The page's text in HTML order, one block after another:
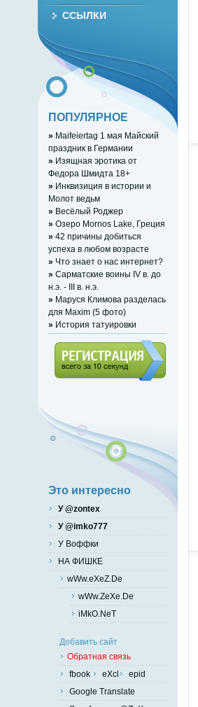
ССЫЛКИ
ПОПУЛЯРНОЕ
» Maifeiertag 1 мая Майский
праздник в Германии
» Изящная эротика от
Федора Шмидта 18+
» Инквизиция в истории и
Молот ведьм
» Весёлый Роджер
» Озеро Mornos Lake, Греция
» 42 причины добиться
успеха в любом возрасте
» Что знает о нас интернет?
» Сарматские воины IV в. до
н.э. - III в. н.э.
» Маруся Климова разделась
для Maxim (5 фото)
» История татуировки
Это интересно
У @zontex
У @imko777
У Воффки
НА ФИШКЕ
wWw.eXeZ.De
wWw.ZeXe.De
iMkO.NeT
Добавить сайт
Обратная связь
fbook
eXcl
epid
Google Translate